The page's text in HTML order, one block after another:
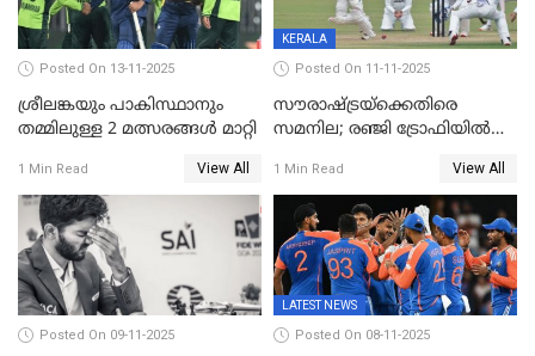
Posted On 13-11-2025
ശ്രീലങ്കയും പാകിസ്ഥാനും
തമ്മിലുള്ള 2 മത്സരങ്ങള്‍ മാറ്റി
1 Min Read View All
KERALA
Posted On 11-11-2025
സൗരാഷ്ട്രയ്‌ക്കെതിരെ
സമനില; രഞ്ജി ട്രോഫിയിൽ
1 Min Read View All
Posted On 09-11-2025
LATEST NEWS
Posted On 08-11-2025